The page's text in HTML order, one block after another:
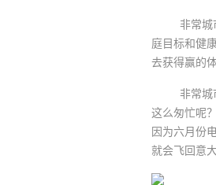
非常城市•
庭目标和健
去获得赢的
非常城市
这么匆忙呢
因为六月份
就会飞回意